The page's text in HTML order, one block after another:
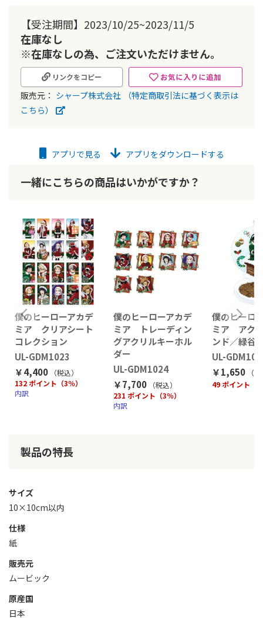
【受注期間】2023/10/25~2023/11/5
在庫なし
※在庫なしの為、ご注文いただけません。
お気に入りに追加
リンクをコピー
販売元： シャープ株式会社
（特定商取引法に基づく表示は
こちら）
アプリで見る アプリをダウンロードする
一緒にこちらの商品はいかがですか？
僕のヒーローアカデ
ミア クリアシート
コレクション
UL-GDM1023
￥4,400
（税込）
132 ポイント（3％）
内訳
僕のヒーローアカデ
ミア トレーディン
グアクリルキーホル
ダー
UL-GDM1024
￥7,700
（税込）
231 ポイント（3％）
内訳
僕のヒーロ
ミア アク
ンド／緑谷
UL-
￥1,650
（
49 ポイント（
製品の特長
サイズ
10×10cm以内
仕様
紙
販売元
ムービック
原産国
日本